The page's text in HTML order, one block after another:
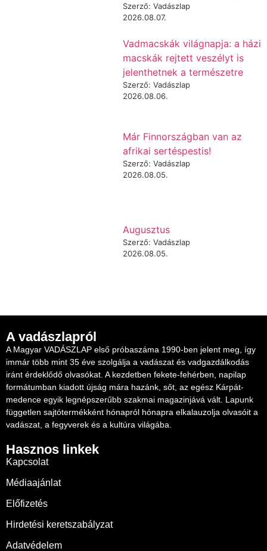
Szerző: Vadászlap
2026.08.07.
Vadmacskák világnapja: a házi
macskák rejtett veszélyt is
jelenthetnek a természetre
Szerző: Vadászlap
2026.08.06.
Már Finnországban van az
afrikai sertéspestis!
Szerző: Vadászlap
2026.08.05.
Augusztus
Szerző: Vadászlap
2026.08.05.
A vadászlapról
A Magyar VADÁSZLAP első próbaszáma 1990-ben jelent meg, így
immár több mint 35 éve szolgálja a vadászat és vadgazdálkodás
iránt érdeklődő olvasókat. A kezdetben fekete-fehérben, napilap
formátumban kiadott újság mára hazánk, sőt, az egész Kárpát-
medence egyik legnépszerűbb szakmai magazinjává vált. Lapunk
független sajtótermékként hónapról hónapra elkalauzolja olvasóit a
vadászat, a fegyverek és a kultúra világába.
Hasznos linkek
Kapcsolat
Médiaajánlat
Előfizetés
Hirdetési keretszabályzat
Adatvédelem